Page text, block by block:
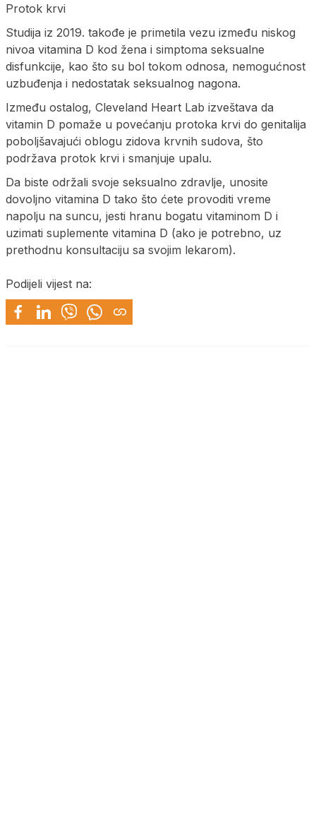
Protok krvi
Studija iz 2019. takođe je primetila vezu između niskog
nivoa vitamina D kod žena i simptoma seksualne
disfunkcije, kao što su bol tokom odnosa, nemogućnost
uzbuđenja i nedostatak seksualnog nagona.
Između ostalog, Cleveland Heart Lab izveštava da
vitamin D pomaže u povećanju protoka krvi do genitalija
poboljšavajući oblogu zidova krvnih sudova, što
podržava protok krvi i smanjuje upalu.
Da biste održali svoje seksualno zdravlje, unosite
dovoljno vitamina D tako što ćete provoditi vreme
napolju na suncu, jesti hranu bogatu vitaminom D i
uzimati suplemente vitamina D (ako je potrebno, uz
prethodnu konsultaciju sa svojim lekarom).
Podijeli vijest na: